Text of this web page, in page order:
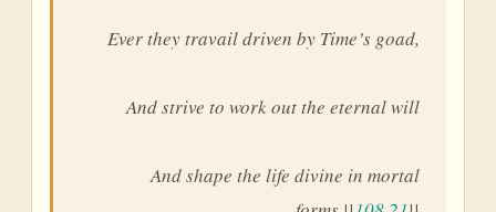
Ever they travail driven by Time’s goad,
And strive to work out the eternal will
And shape the life divine in mortal